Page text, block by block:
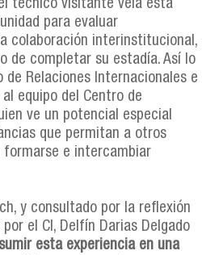
técnico visitante veía esta
para evaluar
colaboración interinstitucional,
de completar su estadía. Así lo
Relaciones Internacionales e
equipo del Centro de
ve un potencial especial
que permitan a otros
e intercambiar
y consultado por la reflexión
el CI, Delfín Darias Delgado
esta experiencia en una